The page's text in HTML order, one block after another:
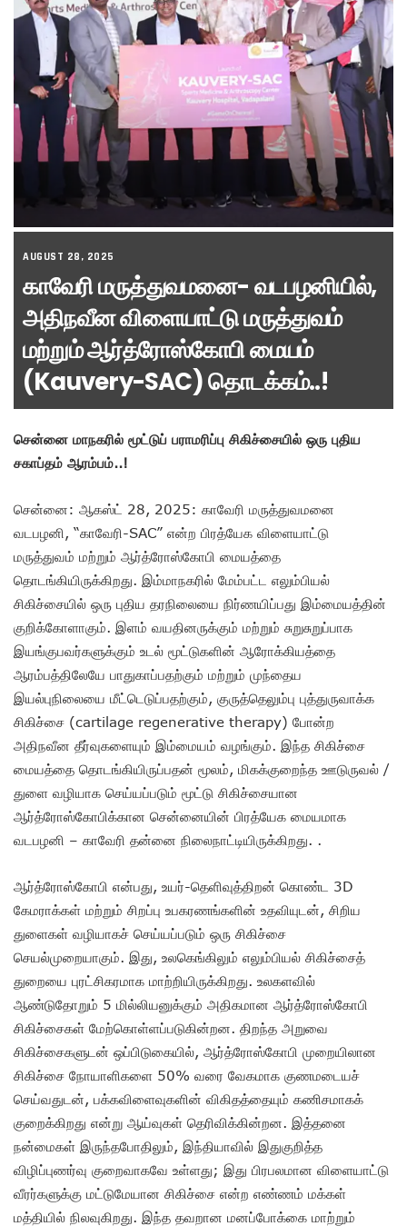
AUGUST 28, 2025
காவேரி மருத்துவமனை- வடபழனியில்,
அதிநவீன விளையாட்டு மருத்துவம்
மற்றும் ஆர்த்ரோஸ்கோபி மையம்
(Kauvery-SAC) தொடக்கம்..!
சென்னை மாநகரில் மூட்டுப் பராமரிப்பு சிகிச்சையில் ஒரு புதிய
சகாப்தம் ஆரம்பம்..!
சென்னை: ஆகஸ்ட் 28, 2025: காவேரி மருத்துவமனை
வடபழனி, “காவேரி-SAC” என்ற பிரத்யேக விளையாட்டு
மருத்துவம் மற்றும் ஆர்த்ரோஸ்கோபி மையத்தை
தொடங்கியிருக்கிறது. இம்மாநகரில் மேம்பட்ட எலும்பியல்
சிகிச்சையில் ஒரு புதிய தரநிலையை நிர்ணயிப்பது இம்மையத்தின்
குறிக்கோளாகும். இளம் வயதினருக்கும் மற்றும் சுறுசுறுப்பாக
இயங்குபவர்களுக்கும் உடல் மூட்டுகளின் ஆரோக்கியத்தை
ஆரம்பத்திலேயே பாதுகாப்பதற்கும் மற்றும் முந்தைய
இயல்புநிலையை மீட்டெடுப்பதற்கும், குருத்தெலும்பு புத்துருவாக்க
சிகிச்சை (cartilage regenerative therapy) போன்ற
அதிநவீன தீர்வுகளையும் இம்மையம் வழங்கும். இந்த சிகிச்சை
மையத்தை தொடங்கியிருப்பதன் மூலம், மிகக்குறைந்த ஊடுருவல் /
துளை வழியாக செய்யப்படும் மூட்டு சிகிச்சையான
ஆர்த்ரோஸ்கோபிக்கான சென்னையின் பிரத்யேக மையமாக
வடபழனி – காவேரி தன்னை நிலைநாட்டியிருக்கிறது. .
ஆர்த்ரோஸ்கோபி என்பது, உயர்-தெளிவுத்திறன் கொண்ட 3D
கேமராக்கள் மற்றும் சிறப்பு உபகரணங்களின் உதவியுடன், சிறிய
துளைகள் வழியாகச் செய்யப்படும் ஒரு சிகிச்சை
செயல்முறையாகும். இது, உலகெங்கிலும் எலும்பியல் சிகிச்சைத்
துறையை புரட்சிகரமாக மாற்றியிருக்கிறது. உலகளவில்
ஆண்டுதோறும் 5 மில்லியனுக்கும் அதிகமான ஆர்த்ரோஸ்கோபி
சிகிச்சைகள் மேற்கொள்ளப்படுகின்றன. திறந்த அறுவை
சிகிச்சைகளுடன் ஒப்பிடுகையில், ஆர்த்ரோஸ்கோபி முறையிலான
சிகிச்சை நோயாளிகளை 50% வரை வேகமாக குணமடையச்
செய்வதுடன், பக்கவிளைவுகளின் விகிதத்தையும் கணிசமாகக்
குறைக்கிறது என்று ஆய்வுகள் தெரிவிக்கின்றன. இத்தனை
நன்மைகள் இருந்தபோதிலும், இந்தியாவில் இதுகுறித்த
விழிப்புணர்வு குறைவாகவே உள்ளது; இது பிரபலமான விளையாட்டு
வீரர்களுக்கு மட்டுமேயான சிகிச்சை என்ற எண்ணம் மக்கள்
மத்தியில் நிலவுகிறது. இந்த தவறான மனப்போக்கை மாற்றும்